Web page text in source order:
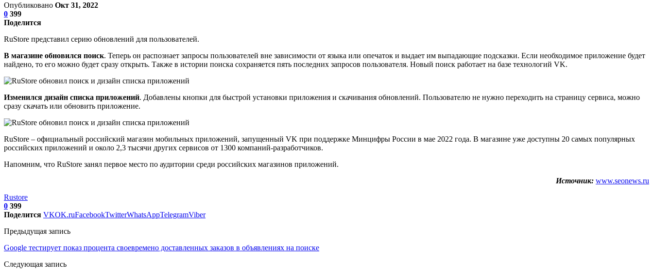
Опубликовано Окт 31, 2022
0 399
Поделится
RuStore представил серию обновлений для пользователей.
В магазине обновился поиск. Теперь он распознает запросы пользователей вне зависимости от языка или опечаток и выдает им выпадающие подсказки. Если необходимое приложение будет
найдено, то его можно будет сразу открыть. Также в истории поиска сохраняется пять последних запросов пользователя. Новый поиск работает на базе технологий VK.
Изменился дизайн списка приложений. Добавлены кнопки для быстрой установки приложения и скачивания обновлений. Пользователю не нужно переходить на страницу сервиса, можно
сразу скачать или обновить приложение.
RuStore – официальный российский магазин мобильных приложений, запущенный VK при поддержке Минцифры России в мае 2022 года. В магазине уже доступны 20 самых популярных
российских приложений и около 2,3 тысячи других сервисов от 1300 компаний-разработчиков.
Напомним, что RuStore занял первое место по аудитории среди российских магазинов приложений.
Источник: www.seonews.ru
Rustore
0 399
Поделится VKOK.ruFacebookTwitterWhatsAppTelegramViber
Предыдущая запись
Google тестирует показ процента своевремено доставленных заказов в объявлениях на поиске
Следующая запись